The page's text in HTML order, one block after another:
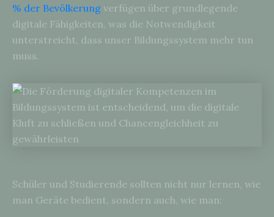
% der Bevölkerung verfügen über grundlegende
digitale Fähigkeiten, was die Notwendigkeit
unterstreicht, dass unser Bildungssystem mehr tun
muss.
Schüler und Studierende sollten nicht nur lernen, wie
man Geräte bedient, sondern auch, wie man: